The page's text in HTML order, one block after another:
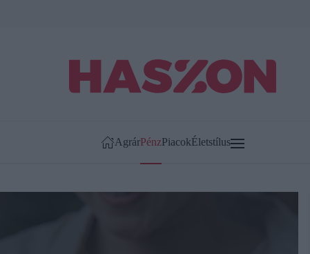
AgrárPénzPiacokÉletstílus